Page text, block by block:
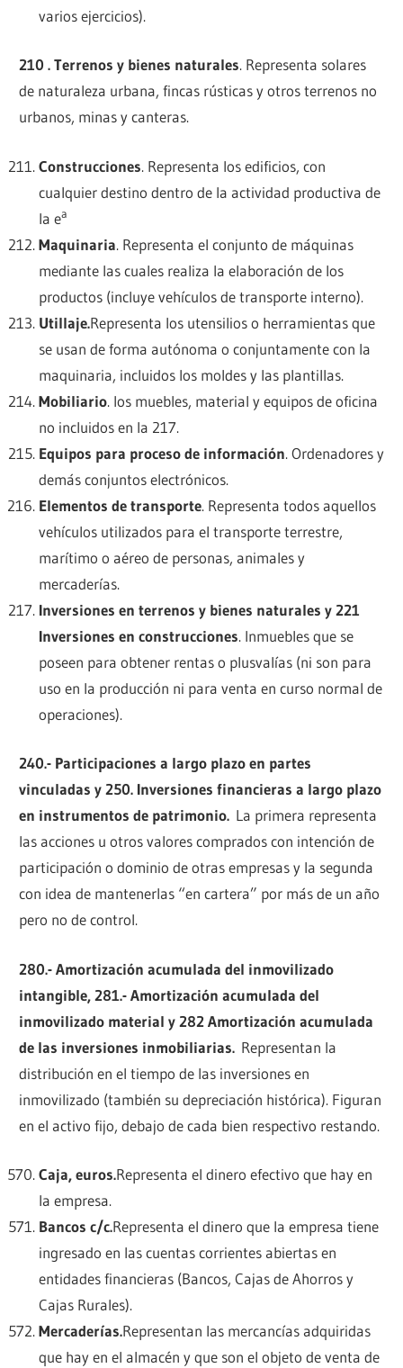
varios ejercicios).
210 . Terrenos y bienes naturales. Representa solares
de naturaleza urbana, fincas rústicas y otros terrenos no
urbanos, minas y canteras.
Construcciones. Representa los edificios, con
cualquier destino dentro de la actividad productiva de
la ea
Maquinaria. Representa el conjunto de máquinas
mediante las cuales realiza la elaboración de los
productos (incluye vehículos de transporte interno).
Utillaje.Representa los utensilios o herramientas que
se usan de forma autónoma o conjuntamente con la
maquinaria, incluidos los moldes y las plantillas.
Mobiliario. los muebles, material y equipos de oficina
no incluidos en la 217.
Equipos para proceso de información. Ordenadores y
demás conjuntos electrónicos.
Elementos de transporte. Representa todos aquellos
vehículos utilizados para el transporte terrestre,
marítimo o aéreo de personas, animales y
mercaderías.
Inversiones en terrenos y bienes naturales y 221
Inversiones en construcciones. Inmuebles que se
poseen para obtener rentas o plusvalías (ni son para
uso en la producción ni para venta en curso normal de
operaciones).
240.- Participaciones a largo plazo en partes
vinculadas y 250. Inversiones financieras a largo plazo
en instrumentos de patrimonio. La primera representa
las acciones u otros valores comprados con intención de
participación o dominio de otras empresas y la segunda
con idea de mantenerlas “en cartera” por más de un año
pero no de control.
280.- Amortización acumulada del inmovilizado
intangible, 281.- Amortización acumulada del
inmovilizado material y 282 Amortización acumulada
de las inversiones inmobiliarias. Representan la
distribución en el tiempo de las inversiones en
inmovilizado (también su depreciación histórica). Figuran
en el activo fijo, debajo de cada bien respectivo restando.
Caja, euros.Representa el dinero efectivo que hay en
la empresa.
Bancos c/c.Representa el dinero que la empresa tiene
ingresado en las cuentas corrientes abiertas en
entidades financieras (Bancos, Cajas de Ahorros y
Cajas Rurales).
Mercaderías.Representan las mercancías adquiridas
que hay en el almacén y que son el objeto de venta de